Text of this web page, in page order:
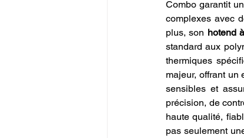
Combo garantit
complexes avec
plus, son hotend
standard aux
thermiques
majeur, offrant un
sensibles et
précision, de
haute qualité,
pas seulement